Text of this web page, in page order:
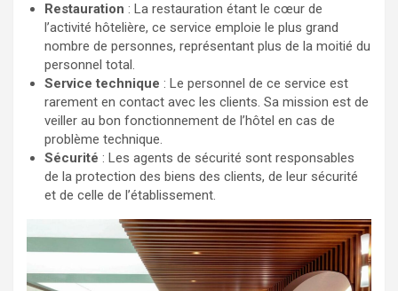
Restauration : La restauration étant le cœur de
l’activité hôtelière, ce service emploie le plus grand
nombre de personnes, représentant plus de la moitié du
personnel total.
Service technique : Le personnel de ce service est
rarement en contact avec les clients. Sa mission est de
veiller au bon fonctionnement de l’hôtel en cas de
problème technique.
Sécurité : Les agents de sécurité sont responsables
de la protection des biens des clients, de leur sécurité
et de celle de l’établissement.